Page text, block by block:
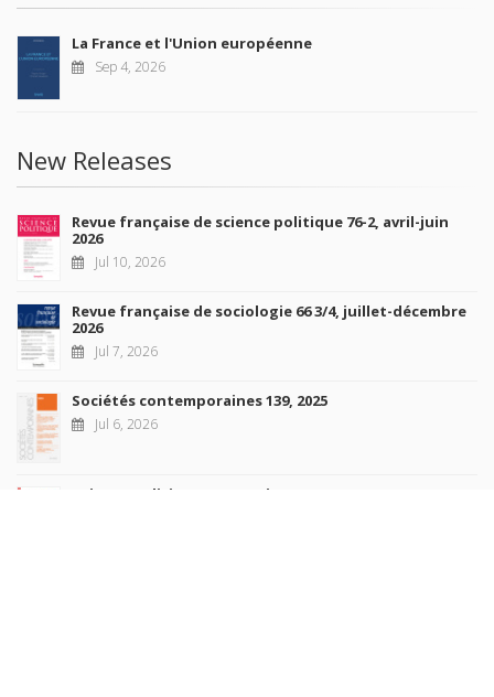
La France et l'Union européenne
Sep 4, 2026
New Releases
Revue française de science politique 76-2, avril-juin
2026
Jul 10, 2026
Revue française de sociologie 66 3/4, juillet-décembre
2026
Jul 7, 2026
Sociétés contemporaines 139, 2025
Jul 6, 2026
Raisons politiques 102, mai 2026